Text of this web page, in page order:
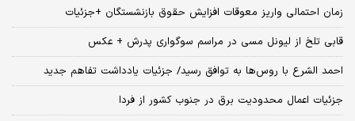
زمان احتمالی واریز معوقات افزایش حقوق بازنشستگان +جزئیات
قابی تلخ از لیونل مسی در مراسم سوگواری پدرش + عکس
احمد الشرع با روس‌ها به توافق رسید/ جزئیات یادداشت تفاهم جدید
جزئیات اعمال محدودیت برق در جنوب کشور از فردا